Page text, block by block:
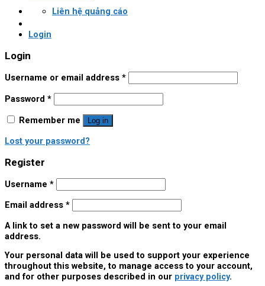
Liên hệ quảng cáo
Login
Login
Username or email address *
Password *
Remember me Log in
Lost your password?
Register
Username *
Email address *
A link to set a new password will be sent to your email
address.
Your personal data will be used to support your experience
throughout this website, to manage access to your account,
and for other purposes described in our privacy policy.